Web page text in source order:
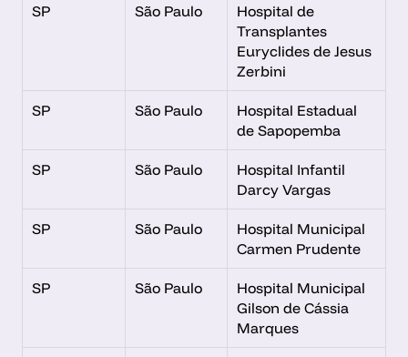
SP São Paulo
Hospital de
Transplantes
Euryclides de Jesus
Zerbini
SP São Paulo
Hospital Estadual
de Sapopemba
SP São Paulo
Hospital Infantil
Darcy Vargas
SP São Paulo
Hospital Municipal
Carmen Prudente
SP São Paulo
Hospital Municipal
Gilson de Cássia
Marques